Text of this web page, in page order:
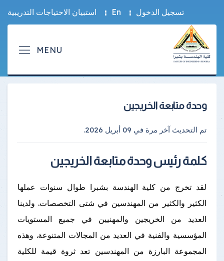
تسجيل الدخول En استبيان الاحتياجات التدريبية
وحدة متابعة الخريجين
تم التحديث آخر مرة في 09 أبريل 2026 .
كلمة رئيس وحدة متابعة الخريجين
لقد تخرج من كلية الهندسة بشبرا طوال سنوات عملها
الكثير والكثير من المهندسين في شتى التخصصات. ولدينا
العديد من الخريجين والمهنيين في جميع المستويات
المؤسسية والفنية في العديد من المجالات المتنوعة. وهذه
المجموعة البارزة من المهندسين تعد ثروة قيمة للكلية